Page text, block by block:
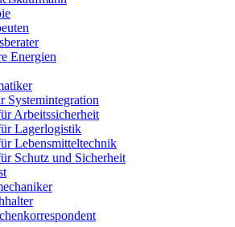
Energien
Systemintegration
Arbeitssicherheit
Lagerlogistik
Lebensmitteltechnik
Schutz und Sicherheit